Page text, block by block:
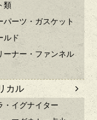
類
パーツ・ガスケット
ルド
ーナー・ファンネル
カル
・イグナイター